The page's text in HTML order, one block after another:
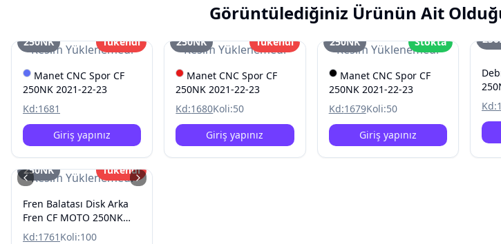
Görüntülediğiniz Ürünün Ait
Resim Yüklenemedi
250NK Tükendi
Manet CNC Spor CF
250NK 2021-22-23
Kd:1681
Giriş yapınız
Resim Yüklenemedi
250NK Tükendi
Manet CNC Spor CF
250NK 2021-22-23
Kd:1680Koli:50
Giriş yapınız
Resim Yüklenemedi
250NK Stokta
Manet CNC Spor CF
250NK 2021-22-23
Kd:1679Koli:50
Giriş yapınız
Kd:
Resim Yüklenemedi
250NK Tükendi
Fren Balatası Disk Arka
Fren CF MOTO 250NK
250SR 2021 ve öncesi
Kd:1761 Koli:100